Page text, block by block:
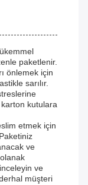
paketlenir.
önlemek için
sarılır.
kutulara
etmek için
ve
ve
müşteri